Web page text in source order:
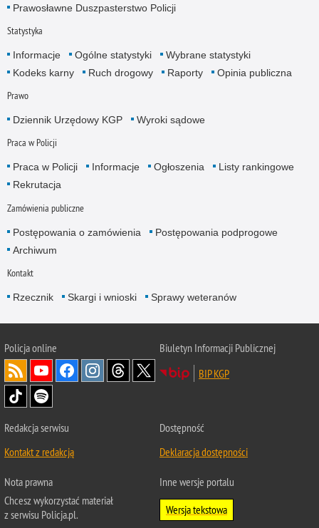
Prawosławne Duszpasterstwo Policji
Statystyka
Informacje Ogólne statystyki
Wybrane statystyki
Kodeks karny
Ruch drogowy Raporty Opinia publiczna
Prawo
Dziennik Urzędowy KGP Wyroki sądowe
Praca w Policji
Praca w Policji Informacje Ogłoszenia
Listy rankingowe
Rekrutacja
Zamówienia publiczne
Postępowania o zamówienia
Postępowania podprogowe
Archiwum
Kontakt
Rzecznik Skargi i wnioski Sprawy weteranów
Policjaonline
Biuletyn Informacji Publicznej
BIP KGP
Redakcja serwisu
Kontakt z redakcją
Dostępność
Deklaracja dostępności
Nota prawna
Chcesz wykorzystać materiał
z serwisu Policja.pl.
Inne wersje portalu
Wersja tekstowa